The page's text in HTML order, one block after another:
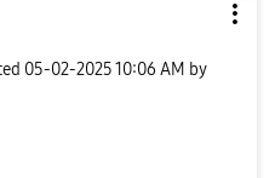
‎05-02-202510:06 AM by